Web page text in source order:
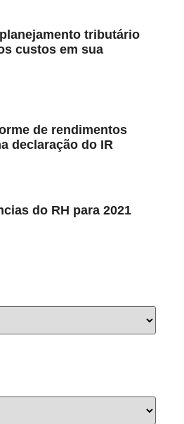
tributário
custos em sua
de rendimentos
declaração do IR
do RH para 2021